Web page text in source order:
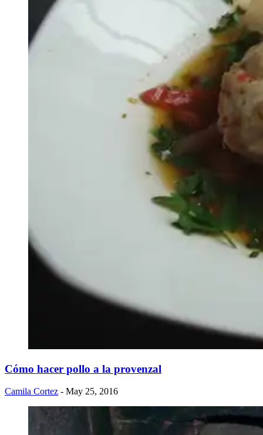
Cómo hacer pollo a la provenzal
Camila Cortez - May 25, 2016